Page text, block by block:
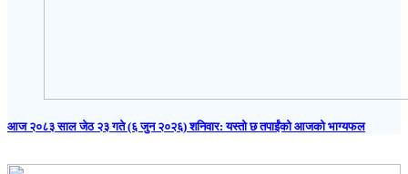
आज २०८३ साल जेठ २३ गते (६ जुन २०२६) शनिवार: यस्तो छ तपाईंको आजको भाग्यफल